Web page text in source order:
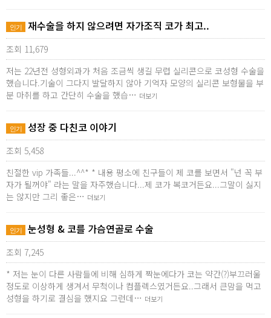
인기 재수술을 하지 않으려면 자가조직 코가 최고..
조회 11,679
저는 22년전 성형외과가 처음 조금씩 생길 무렵 실리콘으로 코성형 수술을
했습니다.기술이 그다지 발달하지 않아 기억자 모양의 실리콘 보형물을 부
분 마취를 하고 간단히 수술을 했습… 더보기
인기 성장 중 다친코 이야기
조회 5,458
친절한 vip 가족들...^^* * 내용 평소에 친구들이 제 코를 보면서 "넌 꼭 부
자가 될꺼야" 라는 말을 자주했습니다...제 코가 복코거든요...그말이 싫지
는 않지만 그리 좋은… 더보기
인기 눈성형 & 코를 가슴연골로 수술
조회 7,245
* 저는 눈이 다른 사람들에 비해 심하게 짝눈에다가 코는 약간(?)부끄러울
정도로 이상하게 생겨서 무척이나 컴플렉스였거든요..그래서 큰맘을 먹고
성형을 하기로 결심을 했지요 그런데… 더보기